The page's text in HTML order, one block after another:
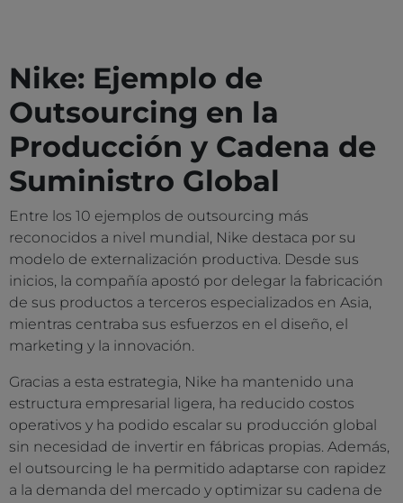
Nike: Ejemplo de
Outsourcing en la
Producción y Cadena de
Suministro Global
Entre los 10 ejemplos de outsourcing más
reconocidos a nivel mundial, Nike destaca por su
modelo de externalización productiva. Desde sus
inicios, la compañía apostó por delegar la fabricación
de sus productos a terceros especializados en Asia,
mientras centraba sus esfuerzos en el diseño, el
marketing y la innovación.
Gracias a esta estrategia, Nike ha mantenido una
estructura empresarial ligera, ha reducido costos
operativos y ha podido escalar su producción global
sin necesidad de invertir en fábricas propias. Además,
el outsourcing le ha permitido adaptarse con rapidez
a la demanda del mercado y optimizar su cadena de